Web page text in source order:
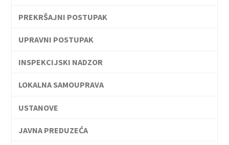
PREKRŠAJNI POSTUPAK
UPRAVNI POSTUPAK
INSPEKCIJSKI NADZOR
LOKALNA SAMOUPRAVA
USTANOVE
JAVNA PREDUZEĆA